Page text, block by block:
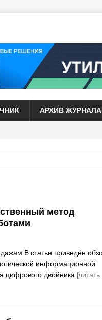
АРХИВ ЖУРНАЛА
метод
В статье приведён
информационной
двойника [читать